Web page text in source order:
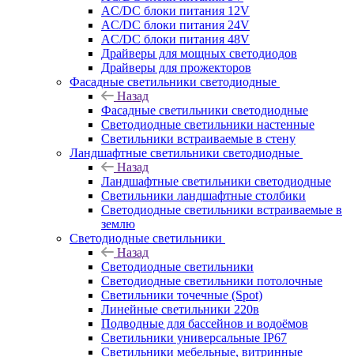
AC/DC блоки питания 12V
AC/DC блоки питания 24V
AC/DC блоки питания 48V
Драйверы для мощных светодиодов
Драйверы для прожекторов
Фасадные светильники светодиодные
Назад
Фасадные светильники светодиодные
Светодиодные светильники настенные
Светильники встраиваемые в стену
Ландшафтные светильники светодиодные
Назад
Ландшафтные светильники светодиодные
Светильники ландшафтные столбики
Светодиодные светильники встраиваемые в
землю
Светодиодные светильники
Назад
Светодиодные светильники
Светодиодные светильники потолочные
Светильники точечные (Spot)
Линейные светильники 220в
Подводные для бассейнов и водоёмов
Светильники универсальные IP67
Светильники мебельные, витринные